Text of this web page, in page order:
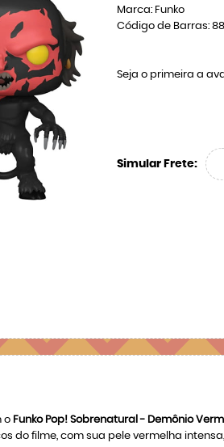
Marca: Funko
Código de Barras:
Seja o primeira a
Simular Frete:
o Funko Pop! Sobrenatural - Demônio
do filme, com sua pele vermelha